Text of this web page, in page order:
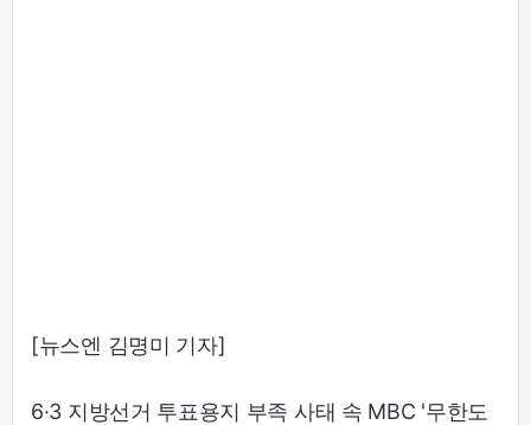
[뉴스엔 김명미 기자]
6·3 지방선거 투표용지 부족 사태 속 MBC '무한도